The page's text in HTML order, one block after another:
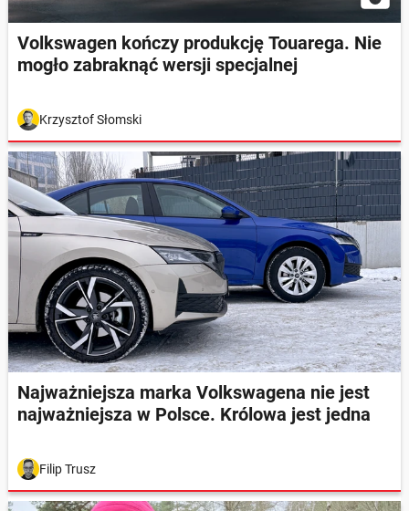
Volkswagen kończy produkcję Touarega. Nie
mogło zabraknąć wersji specjalnej
Krzysztof Słomski
Najważniejsza marka Volkswagena nie jest
najważniejsza w Polsce. Królowa jest jedna
Filip Trusz